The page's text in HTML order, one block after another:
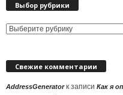
Выбор рубрики
Выбор
Свежие комментарии
AddressGeneratorк записи Как я